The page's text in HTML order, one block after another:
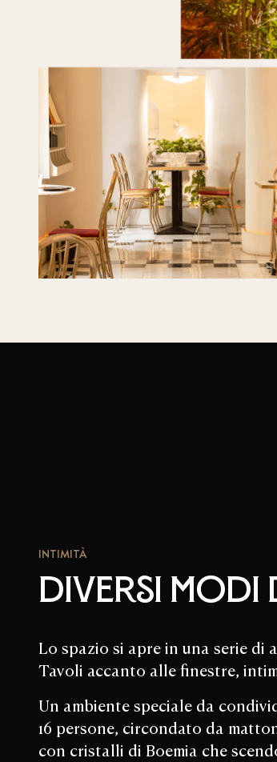
INTIMITÀ
Diversi modi
Lo spazio si apre in una serie di
Tavoli accanto alle finestre,
Un ambiente speciale da
16 persone, circondato da
con cristalli di Boemia che